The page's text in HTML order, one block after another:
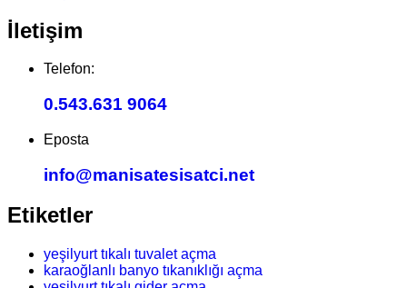
İletişim
Telefon:
0.543.631 9064
Eposta
info@manisatesisatci.net
Etiketler
yeşilyurt tıkalı tuvalet açma
karaoğlanlı banyo tıkanıklığı açma